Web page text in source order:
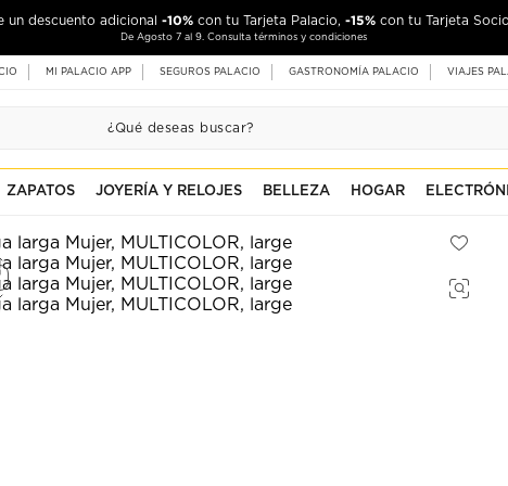
un descuento adicional -10% con tu Tarjeta Palacio, -15% con tu Tarjeta
De Agosto 7 al 9. Consulta términos y condiciones
MI PALACIO APP SEGUROS PALACIO GASTRONOMÍA PALACIO VIAJES
ZAPATOS JOYERÍA Y RELOJES BELLEZA HOGAR